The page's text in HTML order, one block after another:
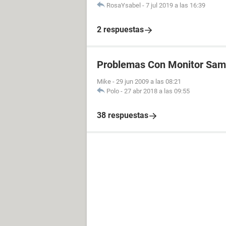
RosaYsabel - 7 jul 2019 a las 16:39
2 respuestas
Problemas Con Monitor
Mike - 29 jun 2009 a las 08:21
Polo - 27 abr 2018 a las 09:55
38 respuestas